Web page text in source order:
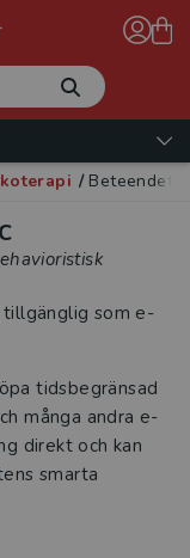
/ Beteendets
tillgänglig som e-
tidsbegränsad
många andra e-
direkt och kan
smarta